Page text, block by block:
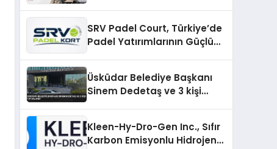
SRV Padel Court, Türkiye’de
Padel Yatırımlarının Güçlü
Üsküdar Belediye Başkanı
Sinem Dedetaş ve 3 kişi
Kleen-Hy-Dro-Gen Inc., Sıfır
Karbon Emisyonlu Hidrojen